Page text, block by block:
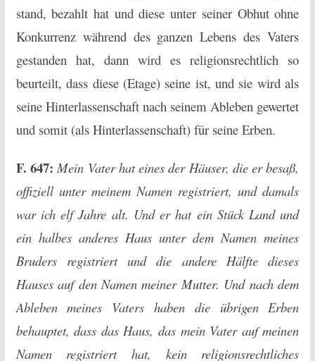
stand, bezahlt hat und diese unter seiner Obhut ohne
Konkurrenz während des ganzen Lebens des Vaters
gestanden hat, dann wird es religionsrechtlich so
beurteilt, dass diese (Etage) seine ist, und sie wird als
seine Hinterlassenschaft nach seinem Ableben gewertet
und somit (als Hinterlassenschaft) für seine Erben.
F. 647: Mein Vater hat eines der Häuser, die er besaß,
offiziell unter meinem Namen registriert, und damals
war ich elf Jahre alt. Und er hat ein Stück Land und
ein halbes anderes Haus unter dem Namen meines
Bruders registriert und die andere Hälfte dieses
Hauses auf den Namen meiner Mutter. Und nach dem
Ableben meines Vaters haben die übrigen Erben
behauptet, dass das Haus, das mein Vater auf meinen
Namen registriert hat, kein religionsrechtliches